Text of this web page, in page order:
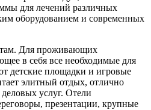
для лечений различных
оборудованием и современных
Для проживающих
в себя все необходимые для
детские площадки и игровые
элитный отдых, отлично
услуг. Отели
презентации, крупные